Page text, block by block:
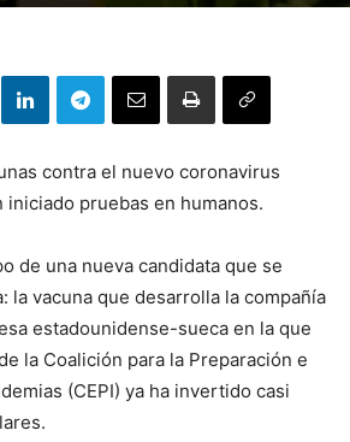
contra el nuevo coronavirus
iniciado pruebas en humanos.
de una nueva candidata que se
la vacuna que desarrolla la compañía
estadounidense-sueca en la que
la Coalición para la Preparación e
(CEPI) ya ha invertido casi